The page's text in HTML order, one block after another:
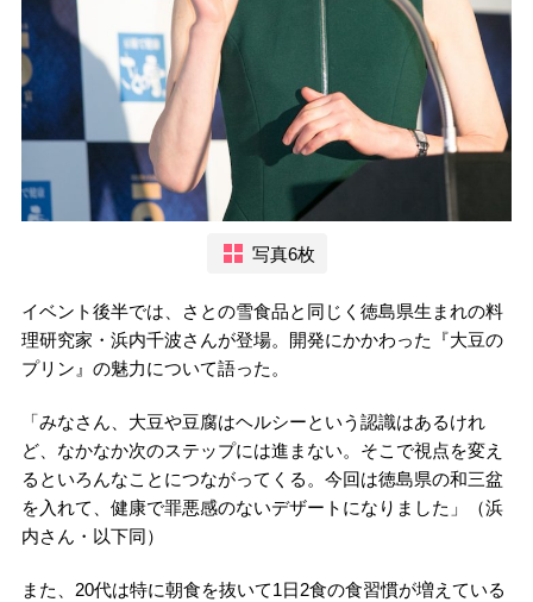
写真6枚
イベント後半では、さとの雪食品と同じく徳島県生まれの料
理研究家・浜内千波さんが登場。開発にかかわった『大豆の
プリン』の魅力について語った。
「みなさん、大豆や豆腐はヘルシーという認識はあるけれ
ど、なかなか次のステップには進まない。そこで視点を変え
るといろんなことにつながってくる。今回は徳島県の和三盆
を入れて、健康で罪悪感のないデザートになりました」（浜
内さん・以下同）
また、20代は特に朝食を抜いて1日2食の食習慣が増えている